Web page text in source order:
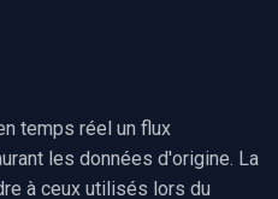
temps réel un flux
les données d'origine. La
à ceux utilisés lors du